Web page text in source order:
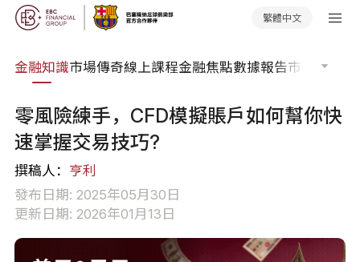
繁體中文
金融知識市場傳奇線上課程金融焦點數據報告市場分析
零風險練手，CFD模擬賬戶如何幫你快
速掌握交易技巧?
撰稿人： 亨利
發布日期: 2025年05月30日
更新日期: 2026年01月13日